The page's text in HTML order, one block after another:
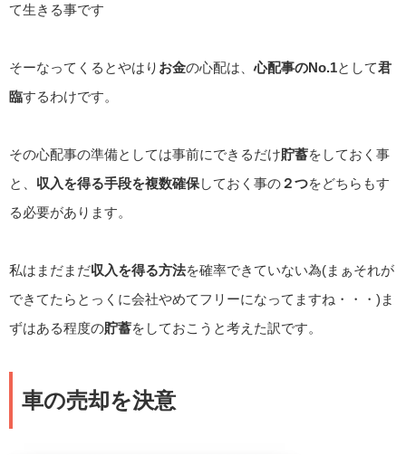
て生きる事です
そーなってくるとやはり お金の心配は、心配事のNo.1として君
臨するわけです。
その心配事の準備としては事前にできるだけ貯蓄をしておく事
と、 収入を得る手段を複数確保しておく事の ２つをどちらもす
る必要があります。
私はまだまだ収入を得る方法を確率できていない為(まぁそれが
できてたらとっくに会社やめてフリーになってますね・・・)ま
ずはある程度の貯蓄をしておこうと考えた訳です。
車の売却を決意